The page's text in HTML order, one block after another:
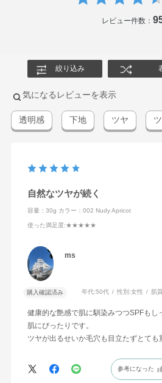
レビュー件数：
絞り込み
気になるレビューを表示
透明感 下地 ツヤ
自然なツヤが続く
容量：30g カラー：002 Nudy Apricot
使った満足度:★★★★★
ms
購入確認済み 年代:50代 性別:女性 肌
健康的な艶感で肌に馴染みつつSPFもし
肌にぴったりです。
ツヤが出るせいか毛穴も目立たずとても
参考になった